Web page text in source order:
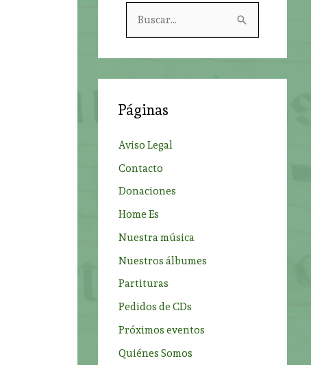
r
:
Páginas
Aviso Legal
Contacto
Donaciones
Home Es
Nuestra música
Nuestros álbumes
Partituras
Pedidos de CDs
Próximos eventos
Quiénes Somos